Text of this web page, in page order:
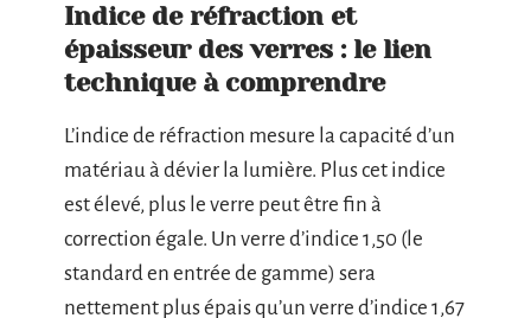
Indice de réfraction et
épaisseur des verres : le lien
technique à comprendre
L’indice de réfraction mesure la capacité d’un
matériau à dévier la lumière. Plus cet indice
est élevé, plus le verre peut être fin à
correction égale. Un verre d’indice 1,50 (le
standard en entrée de gamme) sera
nettement plus épais qu’un verre d’indice 1,67